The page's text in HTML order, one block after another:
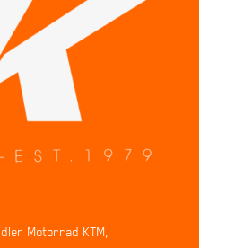
Motorrad KTM,